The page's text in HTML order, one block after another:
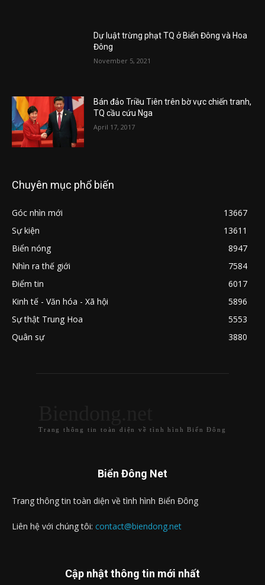
Dự luật trừng phạt TQ ở Biển Đông và Hoa
Đông
November 5, 2021
Bán đảo Triều Tiên trên bờ vực chiến tranh,
TQ cầu cứu Nga
April 17, 2017
Chuyên mục phổ biến
Góc nhìn mới
13667
Sự kiện
13611
Biển nóng
8947
Nhìn ra thế giới
7584
Điểm tin
6017
Kinh tế - Văn hóa - Xã hội
5896
Sự thật Trung Hoa
5553
Quân sự
3880
Trang thông tin toàn diện về tình hình Biển Đông
Biển Đông Net
Trang thông tin toàn diện về tình hình Biển Đông
Liên hệ với chúng tôi: contact@biendong.net
Cập nhật thông tin mới nhất